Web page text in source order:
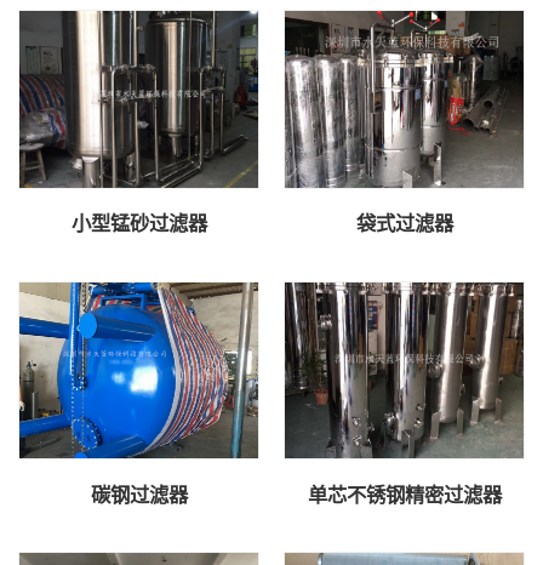
小型锰砂过滤器 袋式过滤器
碳钢过滤器 单芯不锈钢精密过滤器